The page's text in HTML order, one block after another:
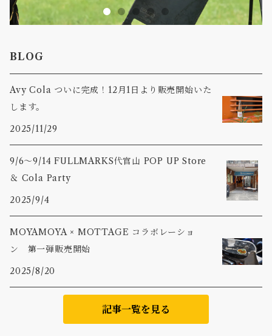
BLOG
Avy Cola ついに完成！12月1日より販売開始いた
します。
2025/11/29
9/6〜9/14 FULLMARKS代官山 POP UP Store
＆ Cola Party
2025/9/4
MOYAMOYA × MOTTAGE コラボレーショ
ン 第一弾販売開始
2025/8/20
記事一覧を見る